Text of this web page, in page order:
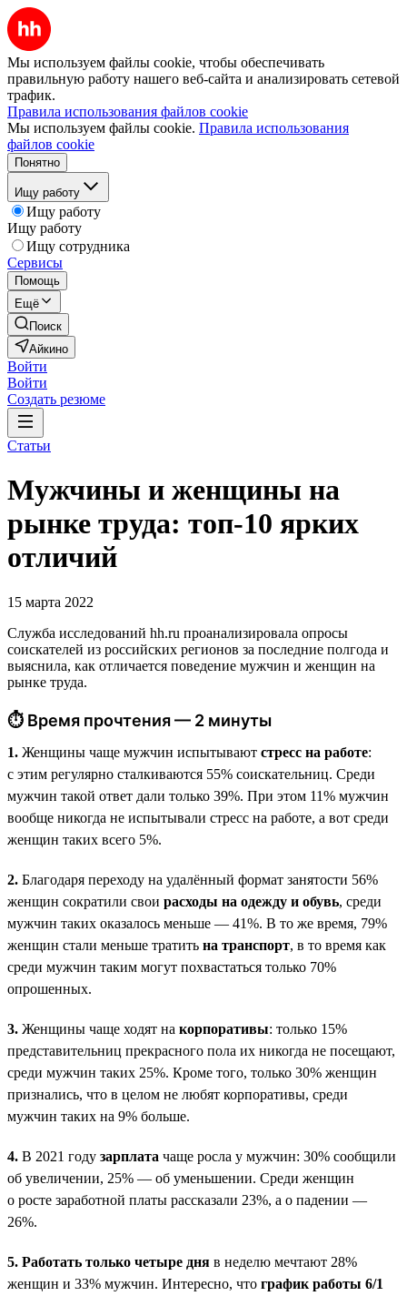
Мы используем файлы cookie, чтобы обеспечивать
правильную работу нашего веб-сайта и анализировать сетевой
трафик.
Правила использования файлов cookie
Мы используем файлы cookie. Правила использования
файлов cookie
Понятно
Ищу работу
Ищу работу
Ищу работу
Ищу сотрудника
Сервисы
Помощь
Ещё
Поиск
Айкино
Войти
Войти
Создать резюме
Статьи
Мужчины и женщины на
рынке труда: топ-10 ярких
отличий
15 марта 2022
Служба исследований hh.ru проанализировала опросы
соискателей из российских регионов за последние полгода и
выяснила, как отличается поведение мужчин и женщин на
рынке труда.
⏱ Время прочтения — 2 минуты
1. Женщины чаще мужчин испытывают стресс на работе:
с этим регулярно сталкиваются 55% соискательниц. Среди
мужчин такой ответ дали только 39%. При этом 11% мужчин
вообще никогда не испытывали стресс на работе, а вот среди
женщин таких всего 5%.
2. Благодаря переходу на удалённый формат занятости 56%
женщин сократили свои расходы на одежду и обувь, среди
мужчин таких оказалось меньше — 41%. В то же время, 79%
женщин стали меньше тратить на транспорт, в то время как
среди мужчин таким могут похвастаться только 70%
опрошенных.
3. Женщины чаще ходят на корпоративы: только 15%
представительниц прекрасного пола их никогда не посещают,
среди мужчин таких 25%. Кроме того, только 30% женщин
признались, что в целом не любят корпоративы, среди
мужчин таких на 9% больше.
4. В 2021 году зарплата чаще росла у мужчин: 30% сообщили
об увеличении, 25% — об уменьшении. Среди женщин
о росте заработной платы рассказали 23%, а о падении —
26%.
5. Работать только четыре дня в неделю мечтают 28%
женщин и 33% мужчин. Интересно, что график работы 6/1